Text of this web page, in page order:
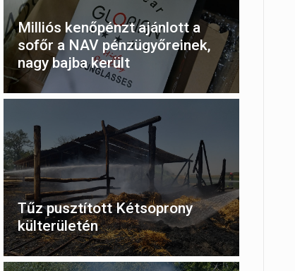
Milliós kenőpénzt ajánlott a
sofőr a NAV pénzügyőreinek,
nagy bajba került
Tűz pusztított Kétsoprony
külterületén